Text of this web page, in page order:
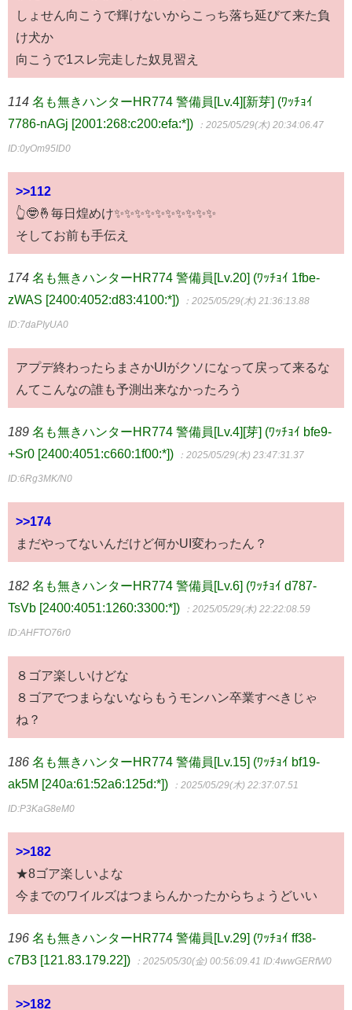
しょせん向こうで輝けないからこっち落ち延びて来た負
け犬か
向こうで1スレ完走した奴見習え
114 名も無きハンターHR774 警備員[Lv.4][新芽] (ﾜｯﾁｮｲ
7786-nAGj [2001:268:c200:efa:*])
：2025/05/29(木) 20:34:06.47
ID:0yOm95ID0
>>112
👆🤓🤞毎日煌めけ✨✨✨✨✨✨✨✨✨✨
そしてお前も手伝え
174 名も無きハンターHR774 警備員[Lv.20] (ﾜｯﾁｮｲ 1fbe-
zWAS [2400:4052:d83:4100:*])
：2025/05/29(木) 21:36:13.88
ID:7daPIyUA0
アプデ終わったらまさかUIがクソになって戻って来るな
んてこんなの誰も予測出来なかったろう
189 名も無きハンターHR774 警備員[Lv.4][芽] (ﾜｯﾁｮｲ bfe9-
+Sr0 [2400:4051:c660:1f00:*])
：2025/05/29(木) 23:47:31.37
ID:6Rg3MK/N0
>>174
まだやってないんだけど何かUI変わったん？
182 名も無きハンターHR774 警備員[Lv.6] (ﾜｯﾁｮｲ d787-
TsVb [2400:4051:1260:3300:*])
：2025/05/29(木) 22:22:08.59
ID:AHFTO76r0
８ゴア楽しいけどな
８ゴアでつまらないならもうモンハン卒業すべきじゃ
ね？
186 名も無きハンターHR774 警備員[Lv.15] (ﾜｯﾁｮｲ bf19-
ak5M [240a:61:52a6:125d:*])
：2025/05/29(木) 22:37:07.51
ID:P3KaG8eM0
>>182
★8ゴア楽しいよな
今までのワイルズはつまらんかったからちょうどいい
196 名も無きハンターHR774 警備員[Lv.29] (ﾜｯﾁｮｲ ff38-
c7B3 [121.83.179.22])
：2025/05/30(金) 00:56:09.41 ID:4wwGERfW0
>>182